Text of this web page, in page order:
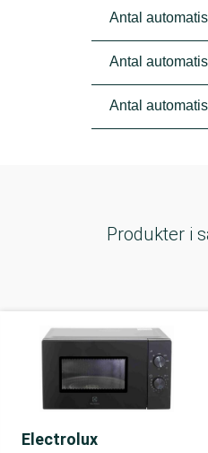
Antal
Antal
Antal
Produkter i
Electrolux